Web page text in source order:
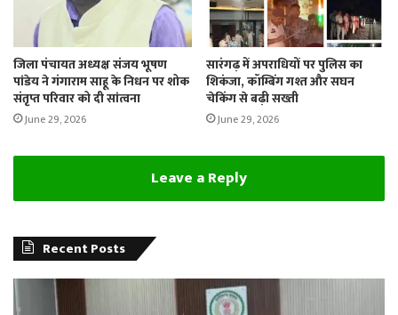
जिला पंचायत अध्यक्ष संजय भूषण
पांडेय ने गंगाराम साहू के निधन पर शोक
संतृप्त परिवार को दी सांत्वना
June 29, 2026
सारंगढ़ में अपराधियों पर पुलिस का
शिकंजा, कॉम्बिंग गश्त और सघन
चेकिंग से बढ़ी सख्ती
June 29, 2026
Leave a Reply
Recent Posts